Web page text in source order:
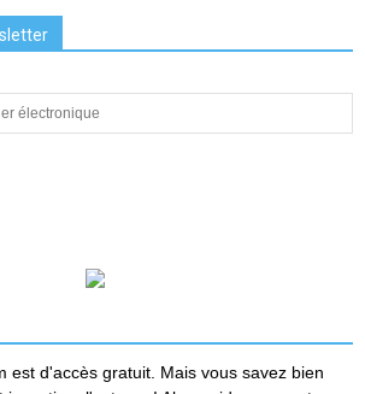
est d'accès gratuit. Mais vous savez bien